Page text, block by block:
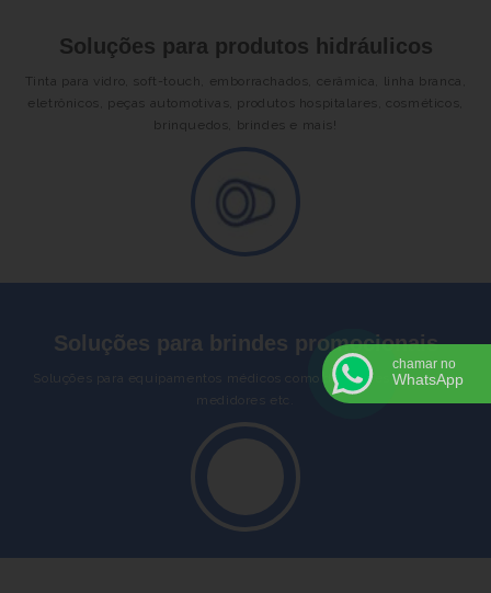
Soluções para produtos hidráulicos
Tinta para vidro, soft-touch, emborrachados, cerâmica, linha branca,
eletrônicos, peças automotivas, produtos hospitalares, cosméticos,
brinquedos, brindes e mais!
Soluções para brindes promocionais
Soluções para equipamentos médicos como dosadores, seringas,
medidores etc.
chamar no
WhatsApp